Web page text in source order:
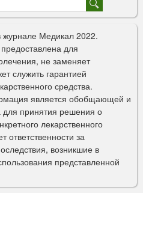
журнале Медикал 2022.
для
не заменяет
служить гарантией
средства.
является обобщающей и
для принятия решения о
лекарственного
ответственности за
возникшие в
представленной